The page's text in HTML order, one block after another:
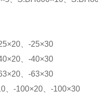
、-25×30
、-40×30
、-63×30
、-100×20、-100×30